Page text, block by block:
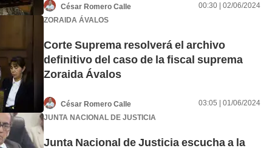
César Romero Calle
00:30 | 02/06/2024
ZORAIDA ÁVALOS
Corte Suprema resolverá el archivo
definitivo del caso de la fiscal suprema
Zoraida Ávalos
César Romero Calle
03:05 | 01/06/2024
JUNTA NACIONAL DE JUSTICIA
Junta Nacional de Justicia escucha a la